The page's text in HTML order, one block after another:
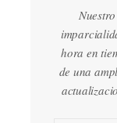
hora en
de una